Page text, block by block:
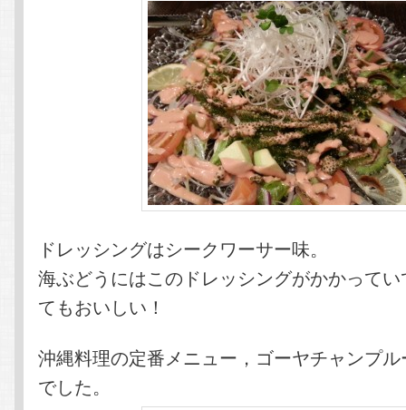
ドレッシングはシークワーサー味。
海ぶどうにはこのドレッシングがかかって
てもおいしい！
沖縄料理の定番メニュー，ゴーヤチャンプ
でした。